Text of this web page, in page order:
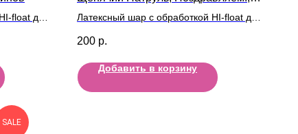
float для
Ассорти, пастель
Латексный шар с обработкой HI-float для
200 р.
Добавить в корзину
SALE